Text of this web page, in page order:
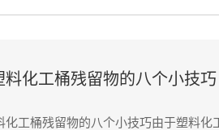
料化工桶残留物的八个小技巧
化工桶残留物的八个小技巧由于塑料